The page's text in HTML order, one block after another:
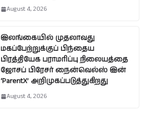
August 4, 2026
இலங்கையில் முதலாவது
மகப்பேற்றுக்குப் பிந்தைய
பிரத்தியேக பராமரிப்பு நிலையத்தை
ஜோசப் பிரேசர் நைன்வெல்ஸ் இன்
‘ParentX’ அறிமுகப்படுத்துகிறது
August 4, 2026